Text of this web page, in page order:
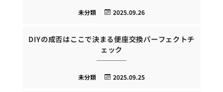
2025.09.26
未分類
DIYの成否はここで決まる便座交換パーフェクトチ
ェック
2025.09.25
未分類